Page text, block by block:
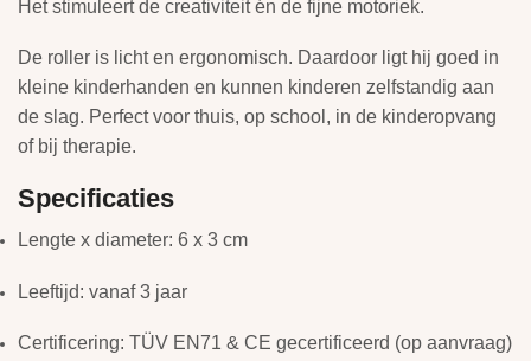
Het stimuleert de creativiteit én de fijne motoriek.
De roller is licht en ergonomisch. Daardoor ligt hij goed in
kleine kinderhanden en kunnen kinderen zelfstandig aan
de slag. Perfect voor thuis, op school, in de kinderopvang
of bij therapie.
Specificaties
Lengte x diameter: 6 x 3 cm
Leeftijd: vanaf 3 jaar
Certificering: TÜV EN71 & CE gecertificeerd (op aanvraag)